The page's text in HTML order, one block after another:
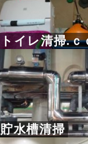
トイレ清掃.ｃ
貯水槽清掃